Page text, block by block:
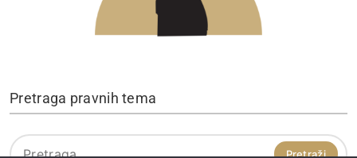
Pretraga pravnih tema
Pretraga